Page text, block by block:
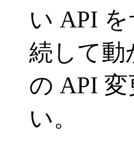
い API
続して動
の API
い。